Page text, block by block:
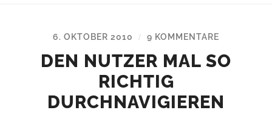
6. OKTOBER 2010 / 9 KOMMENTARE
DEN NUTZER MAL SO
RICHTIG
DURCHNAVIGIEREN